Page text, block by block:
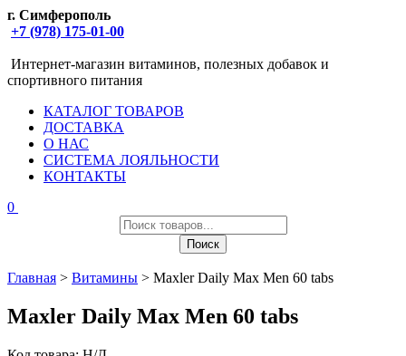
г. Симферополь
+7 (978) 175-01-00
Интернет-магазин витаминов, полезных добавок и
спортивного питания
КАТАЛОГ ТОВАРОВ
ДОСТАВКА
О НАС
СИСТЕМА ЛОЯЛЬНОСТИ
КОНТАКТЫ
0
Поиск
товаров
Поиск
Главная > Витамины > Maxler Daily Max Men 60 tabs
Maxler Daily Max Men 60 tabs